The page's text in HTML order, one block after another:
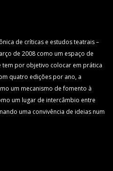
de críticas e estudos teatrais –
de 2008 como um espaço de
tem por objetivo colocar em prática
quatro edições por ano, a
um mecanismo de fomento à
um lugar de intercâmbio entre
uma convivência de ideias num